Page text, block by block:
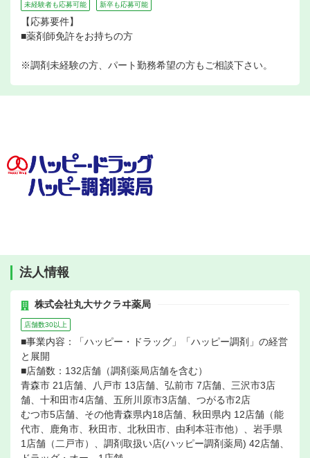
未経験者も応募可能 新卒も応募可能
【応募要件】
■薬剤師免許をお持ちの方
※調剤未経験の方、パート勤務希望の方もご相談下さい。
法人情報
株式会社丸大サクラヰ薬局
店舗数30以上
■事業内容：「ハッピー・ドラッグ」「ハッピー調剤」の経営
と展開
■店舗数：132店舗（調剤薬局店舗を含む）
青森市 21店舗、八戸市 13店舗、弘前市 7店舗、三沢市3店
舗、十和田市4店舗、五所川原市3店舗、つがる市2店
むつ市5店舗、その他青森県内18店舗、秋田県内 12店舗（能
代市、鹿角市、秋田市、北秋田市、由利本荘市他）、岩手県
1店舗（二戸市）、調剤取扱い店(ハッピー調剤薬局) 42店舗、